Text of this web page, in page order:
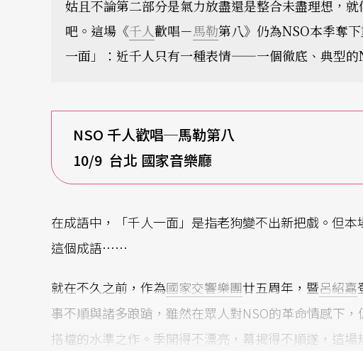
姑且不論第二部分是氣力放盡還是整合未盡理想，
吧。這場《千人歡唱－馬勒第八》仍為NSO本季奪
一面」：近千人只有一種表情——一個徹底、典型的
NSO 千人歡唱─馬勒第八
10/9 台北 國家音樂廳
在成語中，「千人一面」是指老狗變不出新把戲。但
這個成語……
就在不久之前，作為國家交響樂團廿五周年，暨呂紹嘉
事不順與諸多踉蹌，雖然在眾人對NSO的革命情感下
搭檔的水準之作。季開得不漂亮，幕揭得不順遂，這